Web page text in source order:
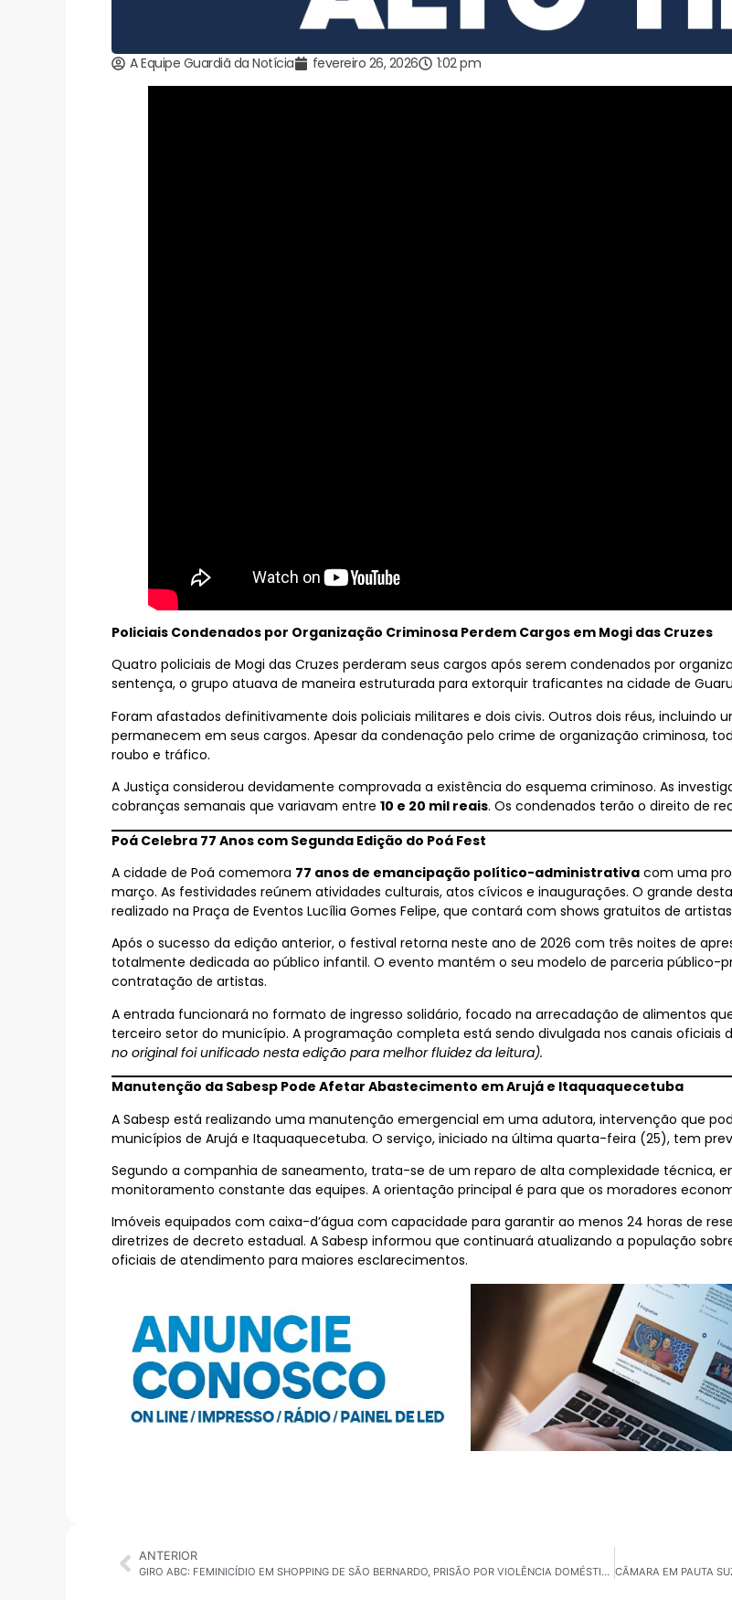
A Equipe Guardiã da Notícia fevereiro 26, 2026 1:02 pm
Policiais Condenados por Organização Criminosa Perdem Cargos em Mogi das Cruzes
Quatro policiais de Mogi das Cruzes perderam seus cargos após serem condenados por
sentença, o grupo atuava de maneira estruturada para extorquir traficantes na cidade de
Foram afastados definitivamente dois policiais militares e dois civis. Outros dois réus,
permanecem em seus cargos. Apesar da condenação pelo crime de organização criminosa,
roubo e tráfico.
A Justiça considerou devidamente comprovada a existência do esquema criminoso. As
cobranças semanais que variavam entre 10 e 20 mil reais. Os condenados terão o direito de
Poá Celebra 77 Anos com Segunda Edição do Poá Fest
A cidade de Poá comemora 77 anos de emancipação político-administrativa com uma
março. As festividades reúnem atividades culturais, atos cívicos e inaugurações. O grande
realizado na Praça de Eventos Lucília Gomes Felipe, que contará com shows gratuitos de
Após o sucesso da edição anterior, o festival retorna neste ano de 2026 com três noites de
totalmente dedicada ao público infantil. O evento mantém o seu modelo de parceria público-
contratação de artistas.
A entrada funcionará no formato de ingresso solidário, focado na arrecadação de alimentos
terceiro setor do município. A programação completa está sendo divulgada nos canais oficiais
no original foi unificado nesta edição para melhor fluidez da leitura).
Manutenção da Sabesp Pode Afetar Abastecimento em Arujá e Itaquaquecetuba
A Sabesp está realizando uma manutenção emergencial em uma adutora, intervenção que
municípios de Arujá e Itaquaquecetuba. O serviço, iniciado na última quarta-feira (25), tem
Segundo a companhia de saneamento, trata-se de um reparo de alta complexidade técnica,
monitoramento constante das equipes. A orientação principal é para que os moradores
Imóveis equipados com caixa-d’água com capacidade para garantir ao menos 24 horas de
diretrizes de decreto estadual. A Sabesp informou que continuará atualizando a população
oficiais de atendimento para maiores esclarecimentos.
ANTERIOR
GIRO ABC: FEMINICÍDIO EM SHOPPING DE SÃO BERNARDO, PRISÃO POR VIOLÊNCIA DOMÉSTICA E AÇÕES DE SAÚDE EM MAUÁ